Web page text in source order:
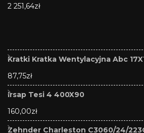
2 251,64zł
Kratki Kratka Wentylacyjna Abc
87,75zł
Irsap Tesi 4 400X90
160,00zł
Zehnder Charleston C3060/24/